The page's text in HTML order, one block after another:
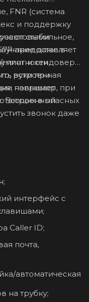
FNR (система
и поддержку
стабильное,
даже в
плотности
встроенная
повышает
в опасных
предоставляет
и хендовер.
руки при
например, при
Встроенный
звонок даже
интерфейс с
Caller ID;
почта,
автоматическая
на трубку;